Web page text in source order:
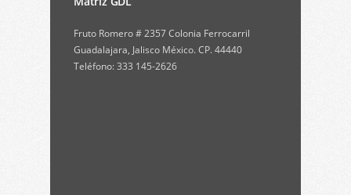
Fruto Romero # 2357 Colonia Ferrocarril
Guadalajara, Jalisco México. CP. 44440
Teléfono: 333 145-2626